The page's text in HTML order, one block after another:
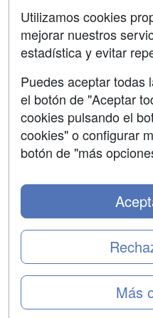
Contactar
Confidencialidad
Aviso legal
Copyleft
Utilizamos cookies
mejorar nuestros
estadística y evitar
Puedes aceptar todas
el botón de "Aceptar
cookies pulsando el
cookies" o configurar
botón de "más
Más